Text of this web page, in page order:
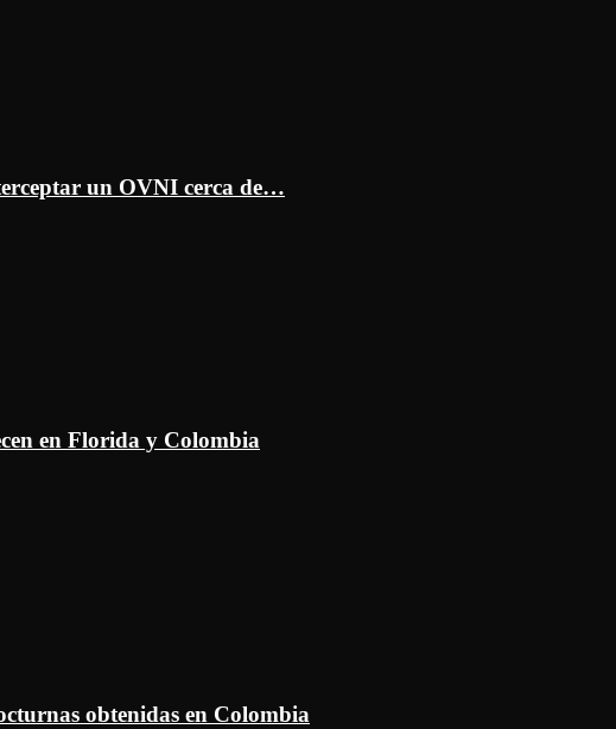
un OVNI cerca de…
en Florida y Colombia
obtenidas en Colombia